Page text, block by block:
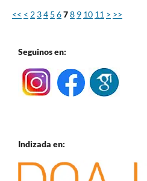
<< < 2 34 5 678 9 10 11 > >>
Seguinos en:
Indizada en: